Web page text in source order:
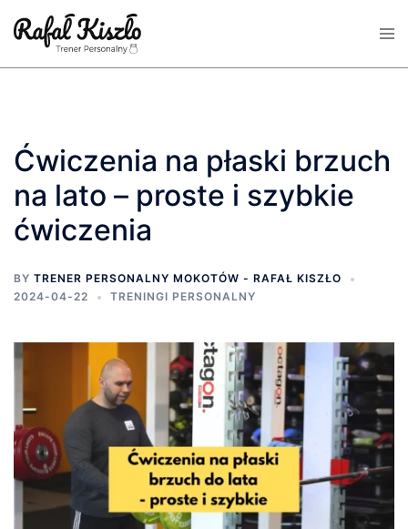
Ćwiczenia na płaski brzuch
na lato – proste i szybkie
ćwiczenia
BY TRENER PERSONALNY MOKOTÓW - RAFAŁ KISZŁO
2024-04-22
TRENINGI PERSONALNY